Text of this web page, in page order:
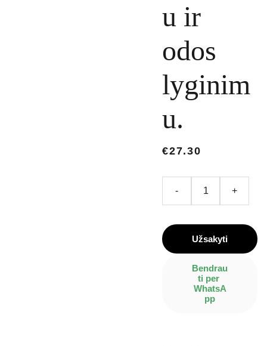
u ir
odos
lyginim
u.
€27.30
- +
Užsakyti
Bendrau
ti per
WhatsA
pp